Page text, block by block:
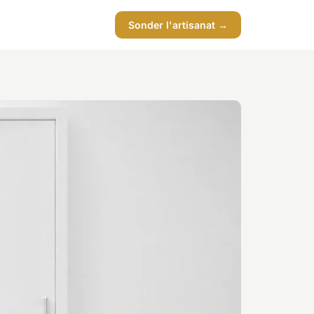
Sonder l'artisanat →